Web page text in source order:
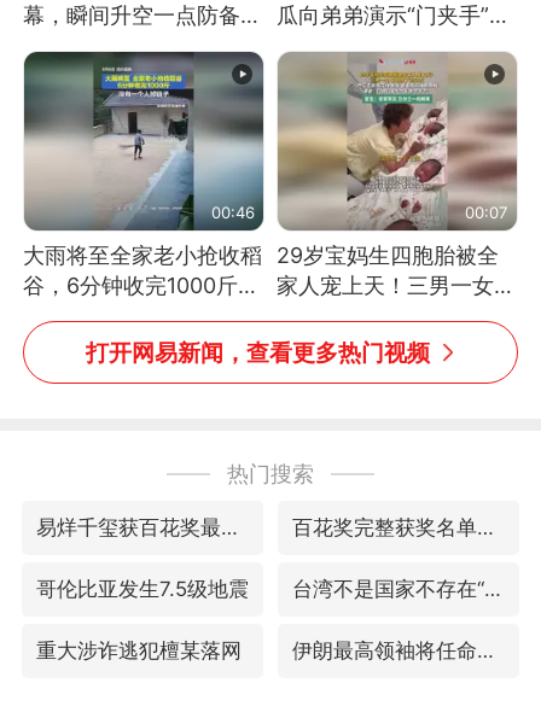
幕，瞬间升空一点防备都
没有
瓜向弟弟演示“门夹手”，
网友：果然言传不如身
00:46
大雨将至全家老小抢收稻
谷，6分钟收完1000斤，
没有一个人掉链子
00:07
29岁宝妈生四胞胎被全
家人宠上天！三男一女孕
期胖了近60斤产后丈夫
挑花样做饭
打开网易新闻，查看更多热门视频
热门搜索
易烊千玺获百花奖最佳男主角 百花奖完整获奖名单公布
哥伦比亚发生7.5级地震 台湾不是国家不存在“国格”
重大涉诈逃犯檀某落网 伊朗最高领袖将任命数名高级指挥官